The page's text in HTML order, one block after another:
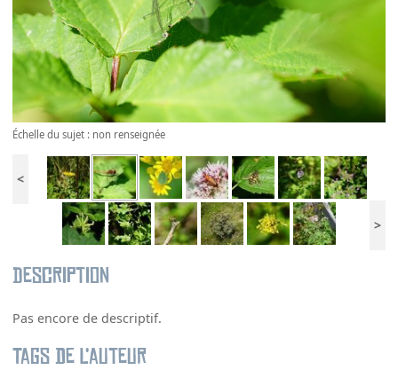
Échelle du sujet : non renseignée
<
>
Description
Pas encore de descriptif.
Tags de l’auteur